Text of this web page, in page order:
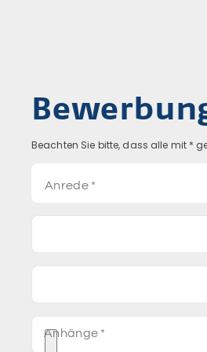
Beachten Sie bitte, dass alle mit *
Anhänge